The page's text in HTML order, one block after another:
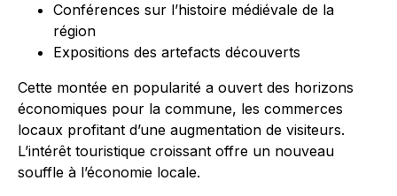
Conférences sur l’histoire médiévale de la
région
Expositions des artefacts découverts
Cette montée en popularité a ouvert des horizons
économiques pour la commune, les commerces
locaux profitant d’une augmentation de visiteurs.
L’intérêt touristique croissant offre un nouveau
souffle à l’économie locale.